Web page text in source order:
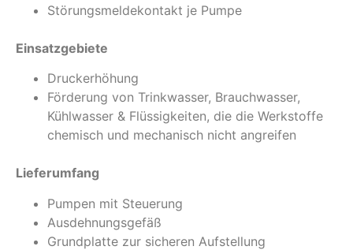
Störungsmeldekontakt je Pumpe
Einsatzgebiete
Druckerhöhung
Förderung von Trinkwasser, Brauchwasser,
Kühlwasser & Flüssigkeiten, die die Werkstoffe
chemisch und mechanisch nicht angreifen
Lieferumfang
Pumpen mit Steuerung
Ausdehnungsgefäß
Grundplatte zur sicheren Aufstellung